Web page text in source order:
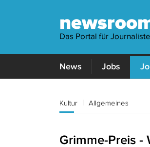
Das Portal für
News Jobs
Kultur Allgemeines
Grimme-Preis